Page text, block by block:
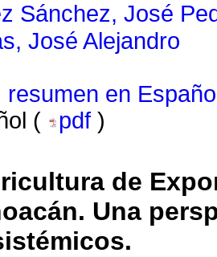
Sánchez, José
José Alejandro
resumen en
(
pdf )
de
Una